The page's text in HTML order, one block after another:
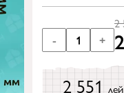
- 1 +
2
2 551 лей